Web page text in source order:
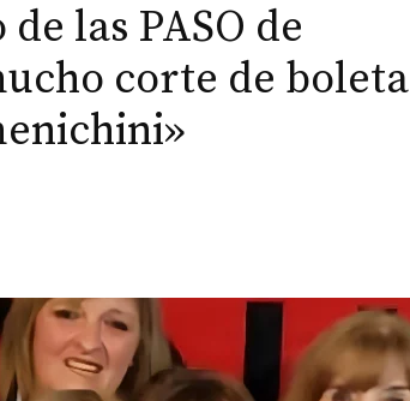
las PASO de
corte de boleta